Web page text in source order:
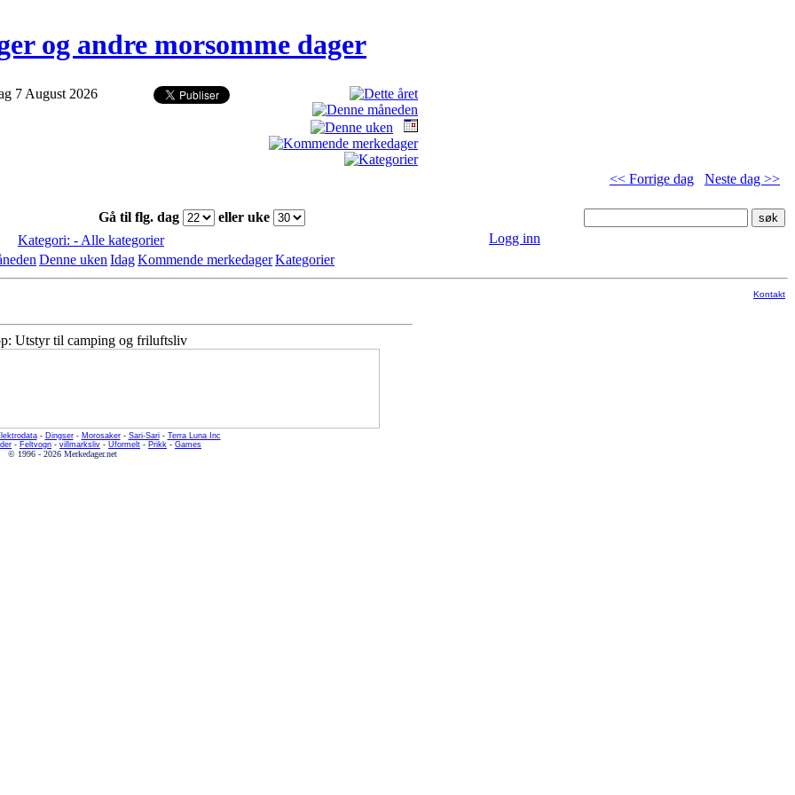
og andre morsomme dager
7 August 2026
<< Forrige dag Neste dag >>
Gå til flg. dag
eller uke
Kategori: - Alle kategorier
Denne uken IdagKommende merkedagerKategorier
Logg inn
Utstyr til camping og friluftsliv
- Dingser- Morosaker- Sari-Sari- Terra Luna Inc
- Feltvogn - villmarksliv - Uformelt - Prikk - Games
© 1996 - 2026 Merkedager.net
Kontakt